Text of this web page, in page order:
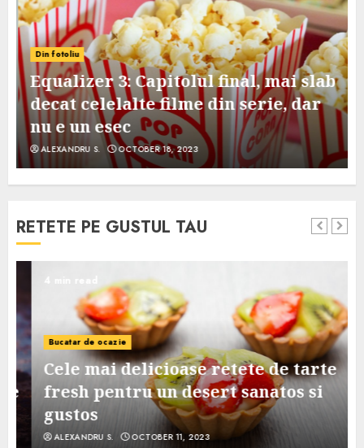
Din fotoliu
Equalizer 3: Capitolul final, mai slab
decat celelalte filme din serie, dar
nu e un esec
ALEXANDRU S. OCTOBER 18, 2023
RETETE PE GUSTUL TAU
4 min read
Bucatar de ocazie
Cele mai delicioase retete de tarte
fresh pentru un desert sanatos si
gustos
ALEXANDRU S. OCTOBER 11, 2023